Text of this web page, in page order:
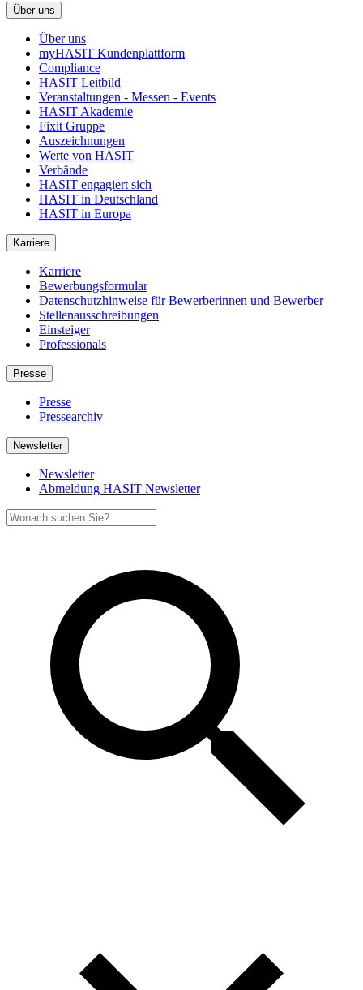
Über uns
Über uns
myHASIT Kundenplattform
Compliance
HASIT Leitbild
Veranstaltungen - Messen - Events
HASIT Akademie
Fixit Gruppe
Auszeichnungen
Werte von HASIT
Verbände
HASIT engagiert sich
HASIT in Deutschland
HASIT in Europa
Karriere
Karriere
Bewerbungsformular
Datenschutzhinweise für Bewerberinnen und Bewerber
Stellenausschreibungen
Einsteiger
Professionals
Presse
Presse
Pressearchiv
Newsletter
Newsletter
Abmeldung HASIT Newsletter